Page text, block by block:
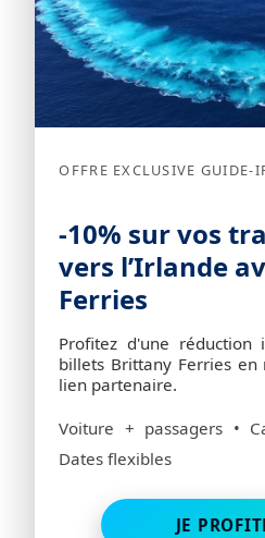
OFFRE EXCLUSIVE GUIDE-
-10% sur vos
vers l’Irlande
Ferries
Profitez d'une réduction
billets Brittany Ferries
lien partenaire.
Voiture + passagers •
Dates flexibles
JE